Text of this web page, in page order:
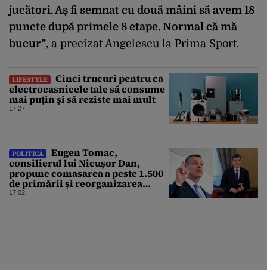
jucători. Aș fi semnat cu două mâini să avem 18
puncte după primele 8 etape. Normal că mă
bucur”, a precizat Angelescu la Prima Sport.
LIFESTYLE
Cinci trucuri pentru ca
electrocasnicele tale să consume
mai puțin și să reziste mai mult
17:27
POLITICĂ
Eugen Tomac,
consilierul lui Nicușor Dan,
propune comasarea a peste 1.500
de primării și reorganizarea
administrativă a județelor
17:02